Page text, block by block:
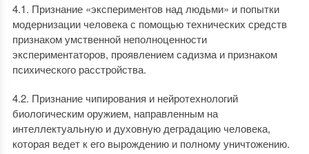
4.1. Признание «экспериментов над людьми» и попытки
модернизации человека с помощью технических средств
признаком умственной неполноценности
экспериментаторов, проявлением садизма и признаком
психического расстройства.
4.2. Признание чипирования и нейротехнологий
биологическим оружием, направленным на
интеллектуальную и духовную деградацию человека,
которая ведет к его вырождению и полному уничтожению.